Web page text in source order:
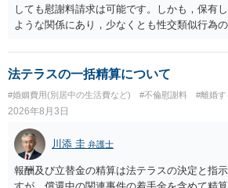
しても慰謝料請求は可能です。しかも，保有
ような関係にあり，少なくとも性交類似行為
ことを窺わせるものです。）。ですから，慰
よいと思います。 ただ．慰謝料額については
いとして，この点を考慮されることになるか
今後のことを考えて書いてもらうか否かを検
す。今ある証拠以上のことを証明（証明力を
るのであれば，前向きに検討を進めるという
う。慰謝料請求としては証拠として使えるこ
値と夫との関係との均衡のように思います。
いるのであれば，どのような内容の委任なの
法テラスの一括精算について
#婚姻費用(別居中の生活費など) #不倫慰謝料 #離婚
2026年8月3日
川添 圭 弁護士
報酬及び立替金の精算は法テラスの決定と指
すが、償還中の関連事件の着手金を含めて精